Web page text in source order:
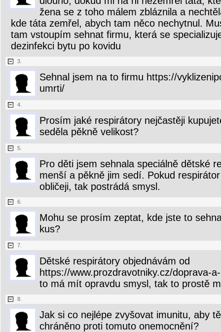
žena se z toho málem zbláznila a
kde táta zemřel, abych tam něco nechytnul.
tam vstoupím sehnat firmu, která se
dezinfekci bytu po kovidu
3.
Sehnal jsem na to firmu https://
umrti/
4.
Prosím jaké respirátory nejčastěji
seděla pěkně velikost?
5.
Pro děti jsem sehnala speciálně dětské
menší a pěkně jim sedí. Pokud
obličeji, tak postrádá smysl.
6.
Mohu se prosím zeptat, kde jste to
kus?
7.
Dětské respirátory objednávám od
https://www.prozdravotniky.cz/doprava-
to má mít opravdu smysl, tak to prostě
8.
Jak si co nejlépe zvyšovat imunitu, aby
chráněno proti tomuto onemocnění?